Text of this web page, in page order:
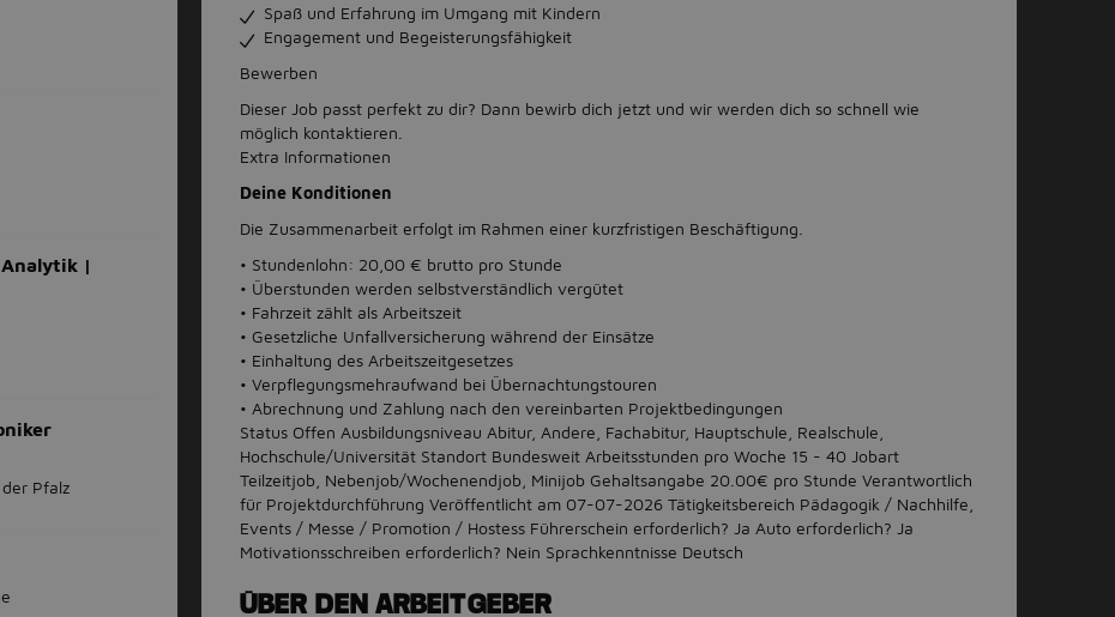
|
Pfalz
Spaß und Erfahrung im Umgang mit Kindern
Engagement und Begeisterungsfähigkeit
Bewerben
Dieser Job passt perfekt zu dir? Dann bewirb dich jetzt und wir werden dich so schnell wie
möglich kontaktieren.
Extra Informationen
Deine Konditionen
Die Zusammenarbeit erfolgt im Rahmen einer kurzfristigen Beschäftigung.
• Stundenlohn: 20,00 € brutto pro Stunde
• Überstunden werden selbstverständlich vergütet
• Fahrzeit zählt als Arbeitszeit
• Gesetzliche Unfallversicherung während der Einsätze
• Einhaltung des Arbeitszeitgesetzes
• Verpflegungsmehraufwand bei Übernachtungstouren
• Abrechnung und Zahlung nach den vereinbarten Projektbedingungen
Status Offen Ausbildungsniveau Abitur, Andere, Fachabitur, Hauptschule, Realschule,
Hochschule/Universität Standort Bundesweit Arbeitsstunden pro Woche 15 - 40 Jobart
Teilzeitjob, Nebenjob/Wochenendjob, Minijob Gehaltsangabe 20.00€ pro Stunde Verantwortlich
für Projektdurchführung Veröffentlicht am 07-07-2026 Tätigkeitsbereich Pädagogik / Nachhilfe,
Events / Messe / Promotion / Hostess Führerschein erforderlich? Ja Auto erforderlich? Ja
Motivationsschreiben erforderlich? Nein Sprachkenntnisse Deutsch
ÜBER DEN ARBEITGEBER